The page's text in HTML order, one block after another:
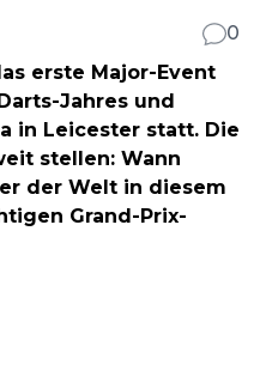
0
erste Major-Event
Jahres und
in Leicester statt. Die
stellen: Wann
der Welt in diesem
Grand-Prix-